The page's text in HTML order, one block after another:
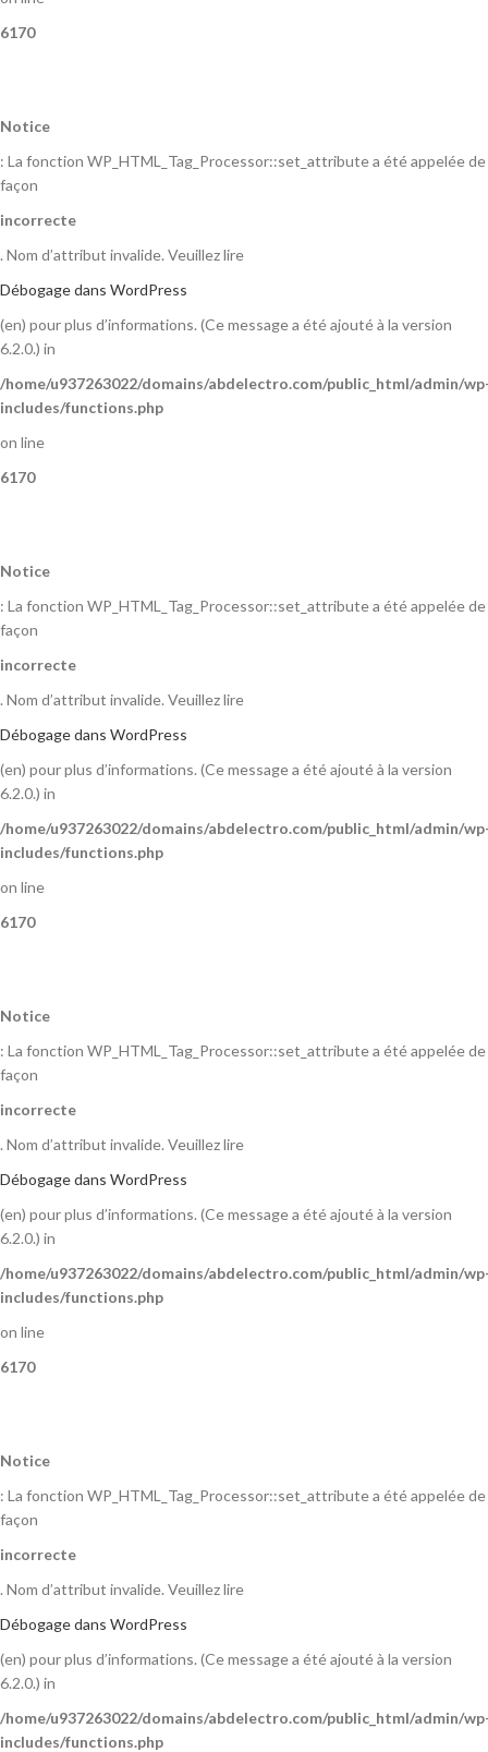
6170
Notice
: La fonction WP_HTML_Tag_Processor::set_attribute a été appelée de
façon
incorrecte
. Nom d’attribut invalide. Veuillez lire
Débogage dans WordPress
(en) pour plus d’informations. (Ce message a été ajouté à la version
6.2.0.) in
/home/u937263022/domains/abdelectro.com/public_html/admin/
includes/functions.php
on line
6170
Notice
: La fonction WP_HTML_Tag_Processor::set_attribute a été appelée de
façon
incorrecte
. Nom d’attribut invalide. Veuillez lire
Débogage dans WordPress
(en) pour plus d’informations. (Ce message a été ajouté à la version
6.2.0.) in
/home/u937263022/domains/abdelectro.com/public_html/admin/
includes/functions.php
on line
6170
Notice
: La fonction WP_HTML_Tag_Processor::set_attribute a été appelée de
façon
incorrecte
. Nom d’attribut invalide. Veuillez lire
Débogage dans WordPress
(en) pour plus d’informations. (Ce message a été ajouté à la version
6.2.0.) in
/home/u937263022/domains/abdelectro.com/public_html/admin/
includes/functions.php
on line
6170
Notice
: La fonction WP_HTML_Tag_Processor::set_attribute a été appelée de
façon
incorrecte
. Nom d’attribut invalide. Veuillez lire
Débogage dans WordPress
(en) pour plus d’informations. (Ce message a été ajouté à la version
6.2.0.) in
/home/u937263022/domains/abdelectro.com/public_html/admin/
includes/functions.php